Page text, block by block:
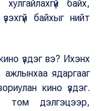
байх,
байхыг нийт
үздэг вэ? Ихэнх
ажлынхаа ядаргааг
кино үздэг.
том дэлгэцээр,